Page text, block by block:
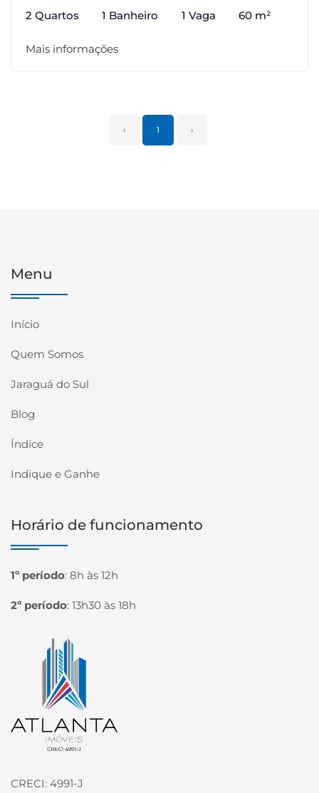
2 Quartos 1 Banheiro 1 Vaga 60 m²
Mais informações
‹ 1 ›
Menu
Início
Quem Somos
Jaraguá do Sul
Blog
Índice
Indique e Ganhe
Horário de funcionamento
1º período: 8h às 12h
2º período: 13h30 às 18h
Página inicial
CRECI: 4991-J